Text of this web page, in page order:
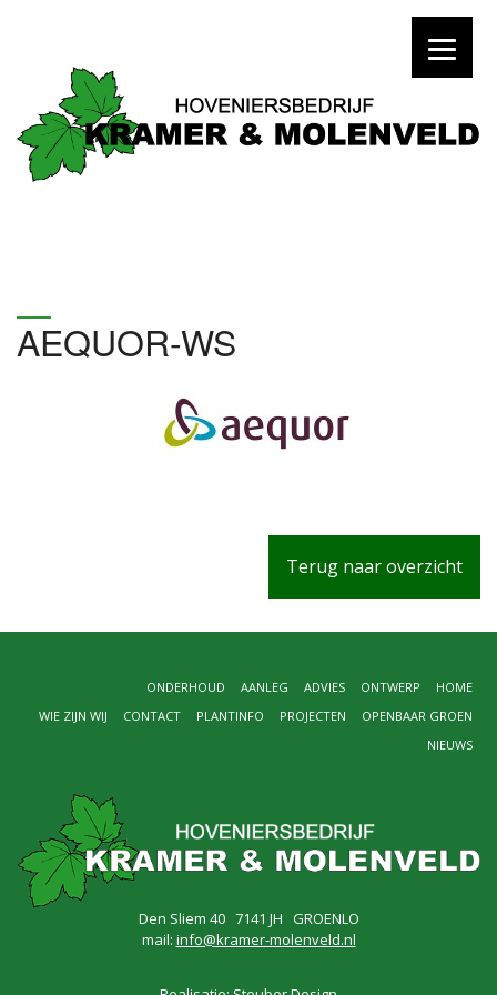
AEQUOR-WS
Terug naar overzicht
HOME
ONTWERP
ADVIES
AANLEG
ONDERHOUD
OPENBAAR GROEN
PROJECTEN
PLANTINFO
CONTACT
WIE ZIJN WIJ
NIEUWS
Den Sliem 40 7141 JH GROENLO
mail: info@kramer-molenveld.nl